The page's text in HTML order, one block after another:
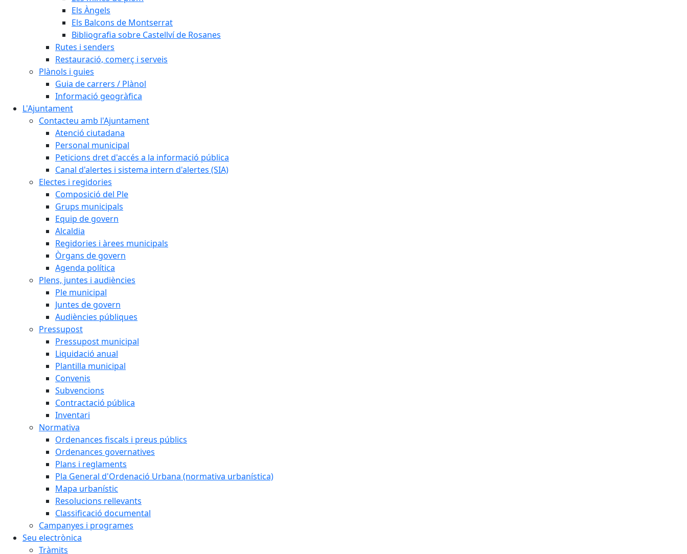
Els Àngels
Els Balcons de Montserrat
Bibliografia sobre Castellví de Rosanes
Rutes i senders
Restauració, comerç i serveis
Plànols i guies
Guia de carrers / Plànol
Informació geogràfica
L'Ajuntament
Contacteu amb l'Ajuntament
Atenció ciutadana
Personal municipal
Peticions dret d'accés a la informació pública
Canal d'alertes i sistema intern d'alertes (SIA)
Electes i regidories
Composició del Ple
Grups municipals
Equip de govern
Alcaldia
Regidories i àrees municipals
Òrgans de govern
Agenda política
Plens, juntes i audiències
Ple municipal
Juntes de govern
Audiències públiques
Pressupost
Pressupost municipal
Liquidació anual
Plantilla municipal
Convenis
Subvencions
Contractació pública
Inventari
Normativa
Ordenances fiscals i preus públics
Ordenances governatives
Plans i reglaments
Pla General d'Ordenació Urbana (normativa urbanística)
Mapa urbanístic
Resolucions rellevants
Classificació documental
Campanyes i programes
Seu electrònica
Tràmits